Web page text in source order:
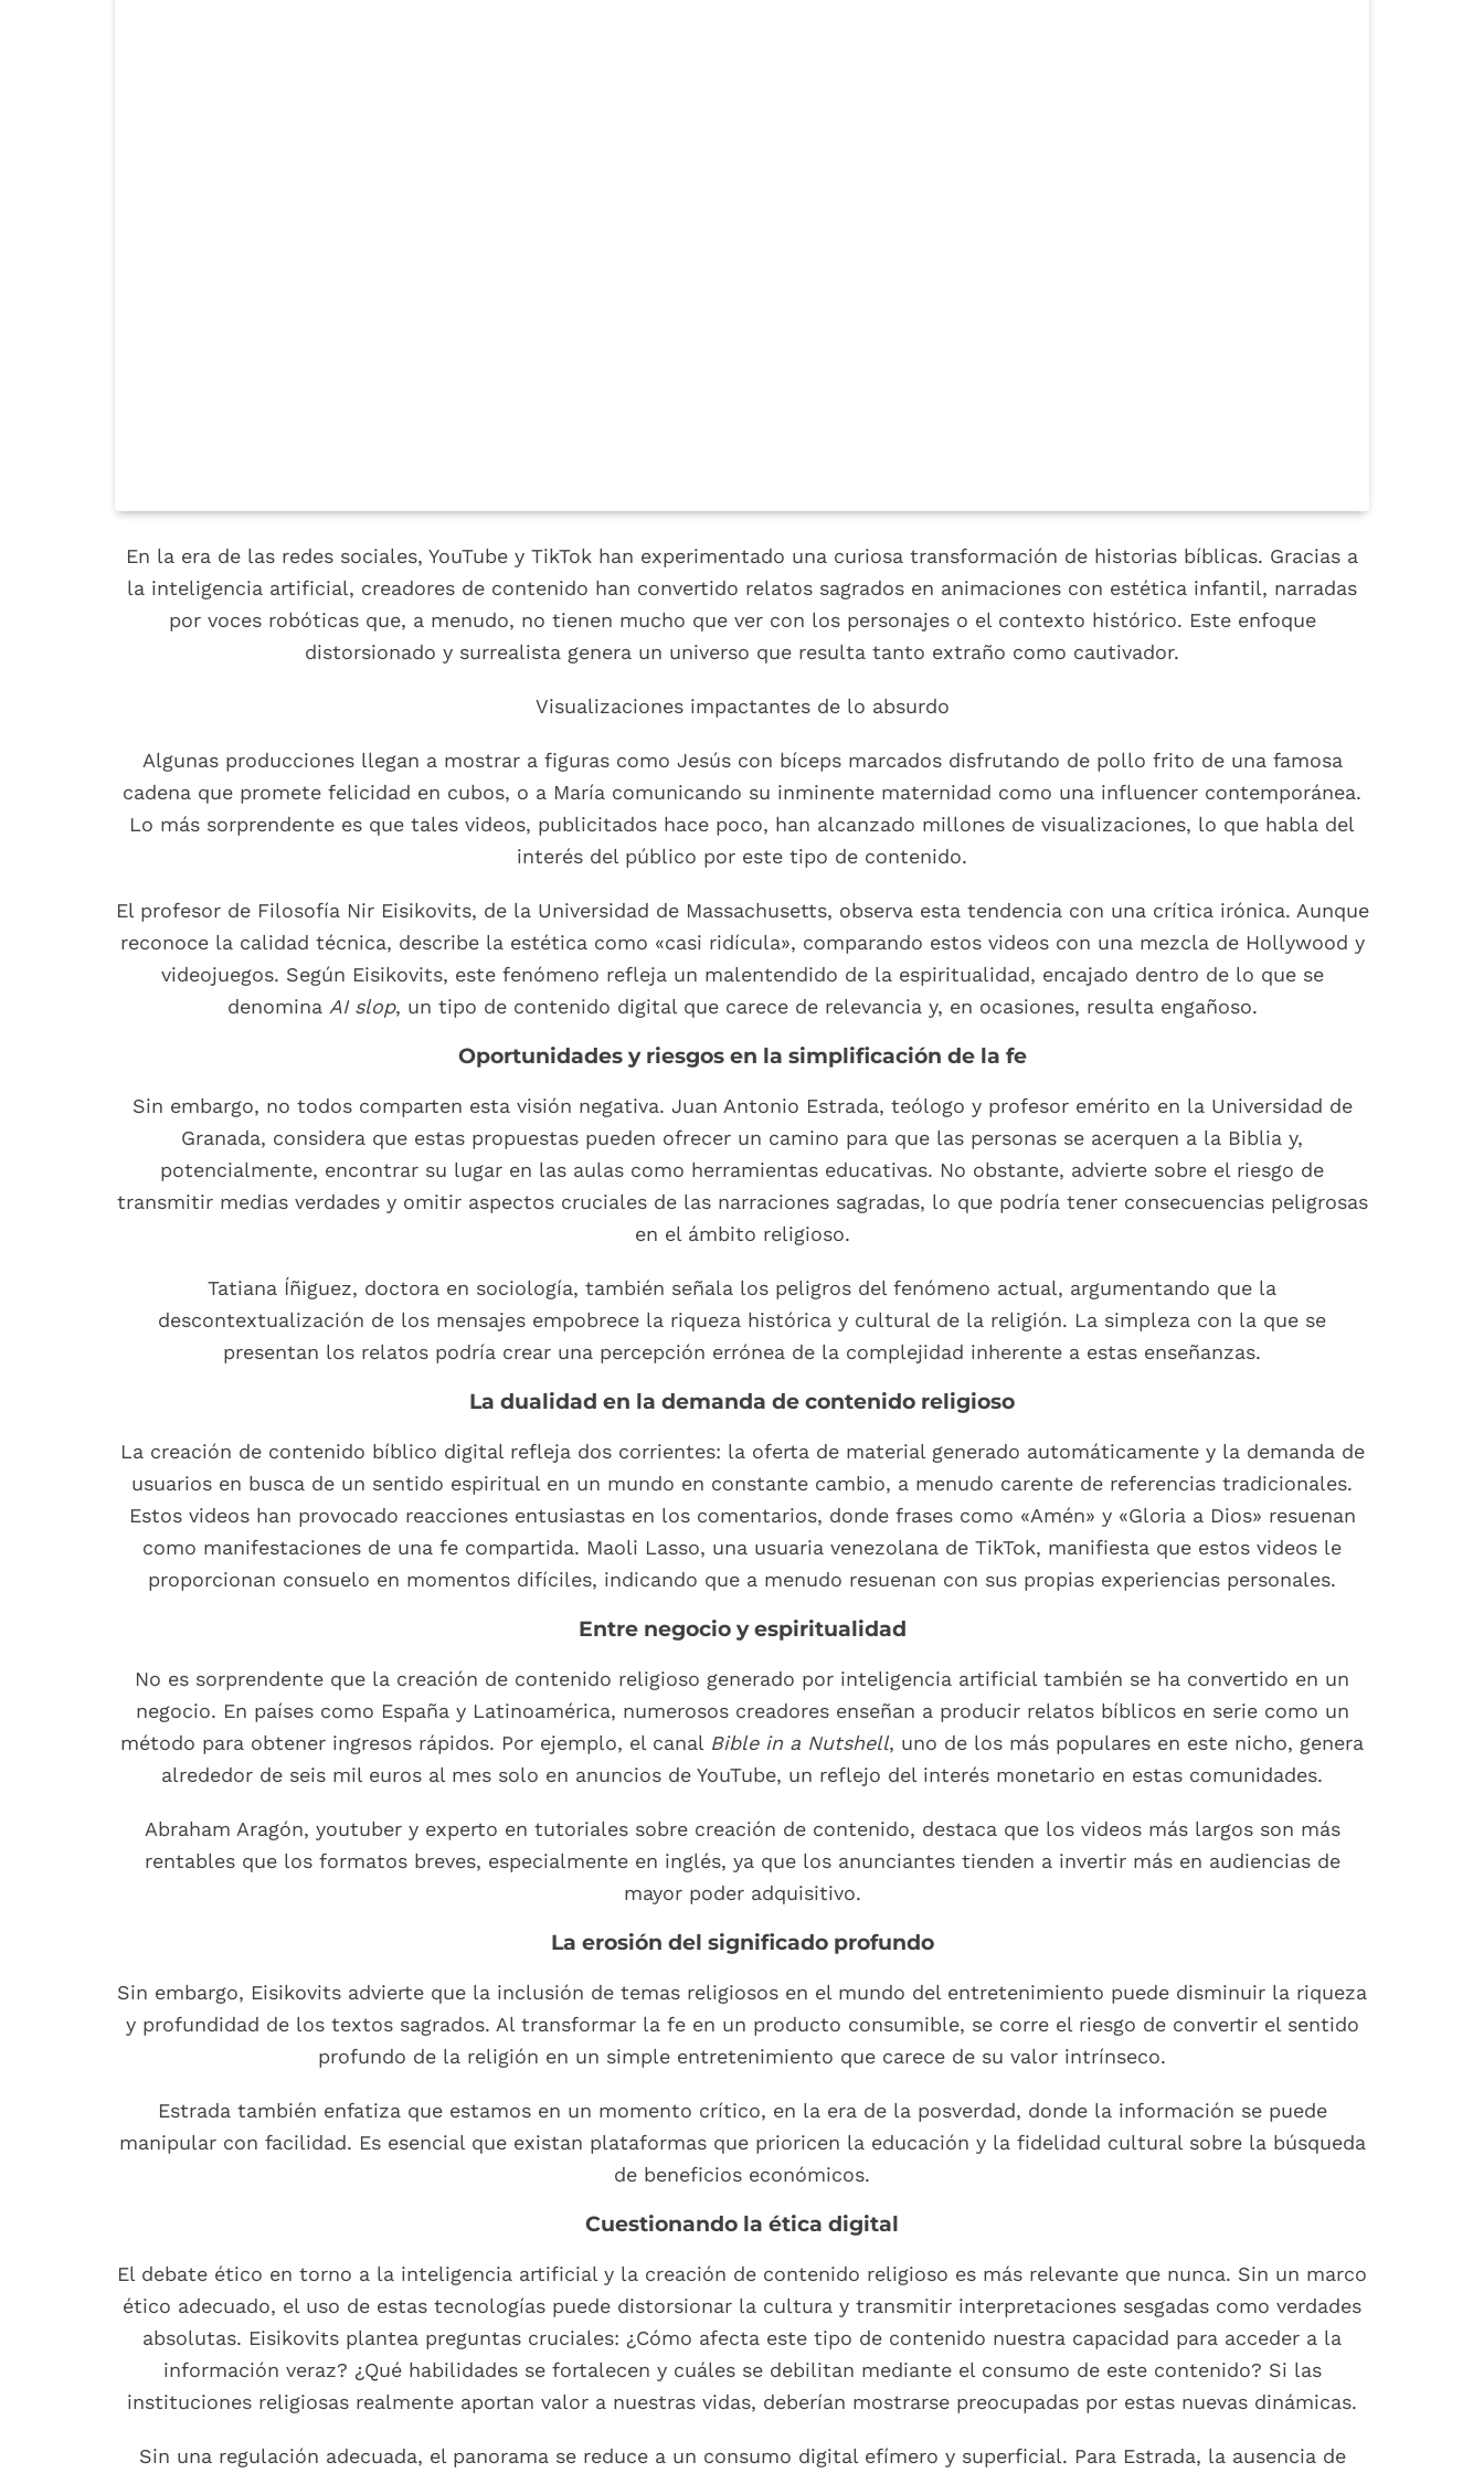
En la era de las redes sociales, YouTube y TikTok han experimentado una curiosa transformación de historias bíblicas. Gracias a
la inteligencia artificial, creadores de contenido han convertido relatos sagrados en animaciones con estética infantil, narradas
por voces robóticas que, a menudo, no tienen mucho que ver con los personajes o el contexto histórico. Este enfoque
distorsionado y surrealista genera un universo que resulta tanto extraño como cautivador.
Visualizaciones impactantes de lo absurdo
Algunas producciones llegan a mostrar a figuras como Jesús con bíceps marcados disfrutando de pollo frito de una famosa
cadena que promete felicidad en cubos, o a María comunicando su inminente maternidad como una influencer contemporánea.
Lo más sorprendente es que tales videos, publicitados hace poco, han alcanzado millones de visualizaciones, lo que habla del
interés del público por este tipo de contenido.
El profesor de Filosofía Nir Eisikovits, de la Universidad de Massachusetts, observa esta tendencia con una crítica irónica. Aunque
reconoce la calidad técnica, describe la estética como «casi ridícula», comparando estos videos con una mezcla de Hollywood y
videojuegos. Según Eisikovits, este fenómeno refleja un malentendido de la espiritualidad, encajado dentro de lo que se
denomina AI slop, un tipo de contenido digital que carece de relevancia y, en ocasiones, resulta engañoso.
Oportunidades y riesgos en la simplificación de la fe
Sin embargo, no todos comparten esta visión negativa. Juan Antonio Estrada, teólogo y profesor emérito en la Universidad de
Granada, considera que estas propuestas pueden ofrecer un camino para que las personas se acerquen a la Biblia y,
potencialmente, encontrar su lugar en las aulas como herramientas educativas. No obstante, advierte sobre el riesgo de
transmitir medias verdades y omitir aspectos cruciales de las narraciones sagradas, lo que podría tener consecuencias peligrosas
en el ámbito religioso.
Tatiana Íñiguez, doctora en sociología, también señala los peligros del fenómeno actual, argumentando que la
descontextualización de los mensajes empobrece la riqueza histórica y cultural de la religión. La simpleza con la que se
presentan los relatos podría crear una percepción errónea de la complejidad inherente a estas enseñanzas.
La dualidad en la demanda de contenido religioso
La creación de contenido bíblico digital refleja dos corrientes: la oferta de material generado automáticamente y la demanda de
usuarios en busca de un sentido espiritual en un mundo en constante cambio, a menudo carente de referencias tradicionales.
Estos videos han provocado reacciones entusiastas en los comentarios, donde frases como «Amén» y «Gloria a Dios» resuenan
como manifestaciones de una fe compartida. Maoli Lasso, una usuaria venezolana de TikTok, manifiesta que estos videos le
proporcionan consuelo en momentos difíciles, indicando que a menudo resuenan con sus propias experiencias personales.
Entre negocio y espiritualidad
No es sorprendente que la creación de contenido religioso generado por inteligencia artificial también se ha convertido en un
negocio. En países como España y Latinoamérica, numerosos creadores enseñan a producir relatos bíblicos en serie como un
método para obtener ingresos rápidos. Por ejemplo, el canal Bible in a Nutshell, uno de los más populares en este nicho, genera
alrededor de seis mil euros al mes solo en anuncios de YouTube, un reflejo del interés monetario en estas comunidades.
Abraham Aragón, youtuber y experto en tutoriales sobre creación de contenido, destaca que los videos más largos son más
rentables que los formatos breves, especialmente en inglés, ya que los anunciantes tienden a invertir más en audiencias de
mayor poder adquisitivo.
La erosión del significado profundo
Sin embargo, Eisikovits advierte que la inclusión de temas religiosos en el mundo del entretenimiento puede disminuir la riqueza
y profundidad de los textos sagrados. Al transformar la fe en un producto consumible, se corre el riesgo de convertir el sentido
profundo de la religión en un simple entretenimiento que carece de su valor intrínseco.
Estrada también enfatiza que estamos en un momento crítico, en la era de la posverdad, donde la información se puede
manipular con facilidad. Es esencial que existan plataformas que prioricen la educación y la fidelidad cultural sobre la búsqueda
de beneficios económicos.
Cuestionando la ética digital
El debate ético en torno a la inteligencia artificial y la creación de contenido religioso es más relevante que nunca. Sin un marco
ético adecuado, el uso de estas tecnologías puede distorsionar la cultura y transmitir interpretaciones sesgadas como verdades
absolutas. Eisikovits plantea preguntas cruciales: ¿Cómo afecta este tipo de contenido nuestra capacidad para acceder a la
información veraz? ¿Qué habilidades se fortalecen y cuáles se debilitan mediante el consumo de este contenido? Si las
instituciones religiosas realmente aportan valor a nuestras vidas, deberían mostrarse preocupadas por estas nuevas dinámicas.
Sin una regulación adecuada, el panorama se reduce a un consumo digital efímero y superficial. Para Estrada, la ausencia de